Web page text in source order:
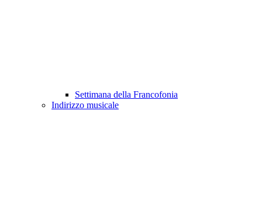
Settimana della Francofonia
Indirizzo musicale